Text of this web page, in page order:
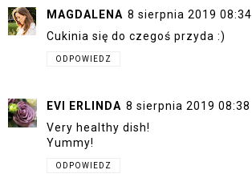
MAGDALENA 8 sierpnia 2019 08:34
Cukinia się do czegoś przyda :)
ODPOWIEDZ
EVI ERLINDA 8 sierpnia 2019 08:38
Very healthy dish!
Yummy!
ODPOWIEDZ